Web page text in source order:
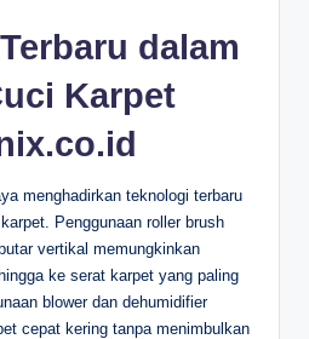
dalam
Karpet
menghadirkan teknologi terbaru
Penggunaan roller brush
vertikal memungkinkan
ke serat karpet yang paling
blower dan dehumidifier
cepat kering tanpa menimbulkan